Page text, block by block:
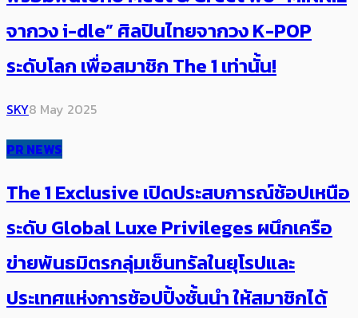
จากวง i-dle” ศิลปินไทยจากวง K-POP
ระดับโลก เพื่อสมาชิก The 1 เท่านั้น!
SKY8 May 2025
PR NEWS
The 1 Exclusive เปิดประสบการณ์ช้อปเหนือ
ระดับ Global Luxe Privileges ผนึกเครือ
ข่ายพันธมิตรกลุ่มเซ็นทรัลในยุโรปและ
ประเทศแห่งการช้อปปิ้งชั้นนำ ให้สมาชิกได้